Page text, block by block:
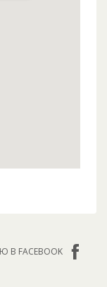
В FACEBOOK